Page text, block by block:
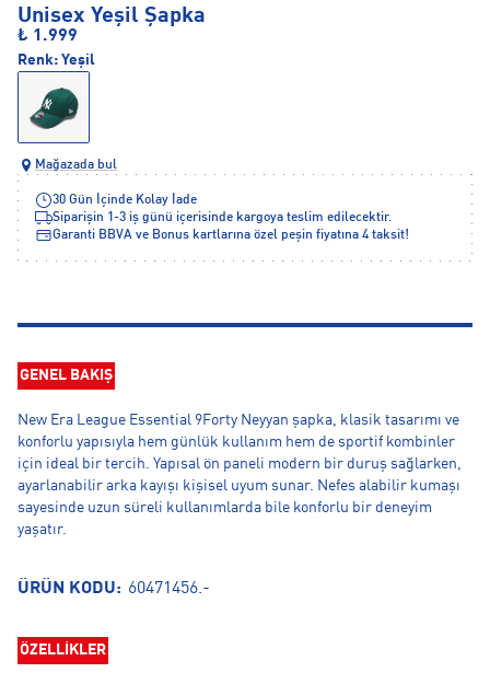
Unisex Yeşil Şapka
₺ 1.999
Renk: Yeşil
Mağazada bul
30 Gün İçinde Kolay İade
Siparişin 1-3 iş günü içerisinde kargoya teslim edilecektir.
Garanti BBVA ve Bonus kartlarına özel peşin fiyatına 4 taksit!
GENEL BAKIŞ
New Era League Essential 9Forty Neyyan şapka, klasik tasarımı ve
konforlu yapısıyla hem günlük kullanım hem de sportif kombinler
için ideal bir tercih. Yapısal ön paneli modern bir duruş sağlarken,
ayarlanabilir arka kayışı kişisel uyum sunar. Nefes alabilir kumaşı
sayesinde uzun süreli kullanımlarda bile konforlu bir deneyim
yaşatır.
ÜRÜN KODU: 60471456.-
ÖZELLİKLER